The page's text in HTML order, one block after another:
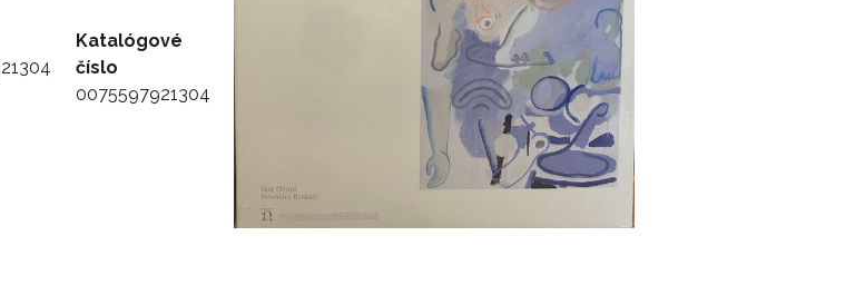
Katalógové
číslo
0075597921304